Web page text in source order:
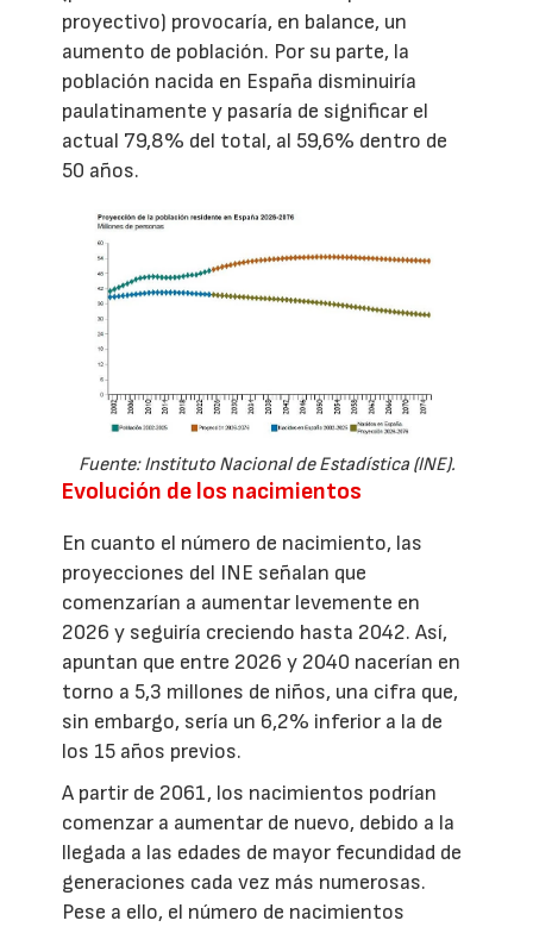
proyectivo) provocaría, en balance, un
aumento de población. Por su parte, la
población nacida en España disminuiría
paulatinamente y pasaría de significar el
actual 79,8% del total, al 59,6% dentro de
50 años.
Fuente: Instituto Nacional de Estadística (INE).
Evolución de los nacimientos
En cuanto el número de nacimiento, las
proyecciones del INE señalan que
comenzarían a aumentar levemente en
2026 y seguiría creciendo hasta 2042. Así,
apuntan que entre 2026 y 2040 nacerían en
torno a 5,3 millones de niños, una cifra que,
sin embargo, sería un 6,2% inferior a la de
los 15 años previos.
A partir de 2061, los nacimientos podrían
comenzar a aumentar de nuevo, debido a la
llegada a las edades de mayor fecundidad de
generaciones cada vez más numerosas.
Pese a ello, el número de nacimientos